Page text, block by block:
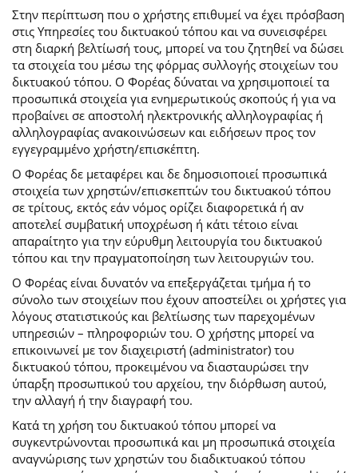
Στην περίπτωση που ο χρήστης επιθυμεί να έχει πρόσβαση
στις Υπηρεσίες του δικτυακού τόπου και να συνεισφέρει
στη διαρκή βελτίωσή τους, μπορεί να του ζητηθεί να δώσει
τα στοιχεία του μέσω της φόρμας συλλογής στοιχείων του
δικτυακού τόπου. Ο Φορέας δύναται να χρησιμοποιεί τα
προσωπικά στοιχεία για ενημερωτικούς σκοπούς ή για να
προβαίνει σε αποστολή ηλεκτρονικής αλληλογραφίας ή
αλληλογραφίας ανακοινώσεων και ειδήσεων προς τον
εγγεγραμμένο χρήστη/επισκέπτη.
Ο Φορέας δε μεταφέρει και δε δημοσιοποιεί προσωπικά
στοιχεία των χρηστών/επισκεπτών του δικτυακού τόπου
σε τρίτους, εκτός εάν νόμος ορίζει διαφορετικά ή αν
αποτελεί συμβατική υποχρέωση ή κάτι τέτοιο είναι
απαραίτητο για την εύρυθμη λειτουργία του δικτυακού
τόπου και την πραγματοποίηση των λειτουργιών του.
Ο Φορέας είναι δυνατόν να επεξεργάζεται τμήμα ή το
σύνολο των στοιχείων που έχουν αποστείλει οι χρήστες για
λόγους στατιστικούς και βελτίωσης των παρεχομένων
υπηρεσιών – πληροφοριών του. Ο χρήστης μπορεί να
επικοινωνεί με τον διαχειριστή (administrator) του
δικτυακού τόπου, προκειμένου να διασταυρώσει την
ύπαρξη προσωπικού του αρχείου, την διόρθωση αυτού,
την αλλαγή ή την διαγραφή του.
Κατά τη χρήση του δικτυακού τόπου μπορεί να
συγκεντρώνονται προσωπικά και μη προσωπικά στοιχεία
αναγνώρισης των χρηστών του διαδικτυακού τόπου